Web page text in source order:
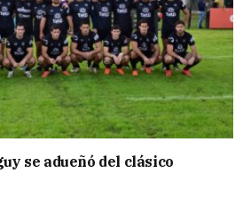
se adueñó del clásico